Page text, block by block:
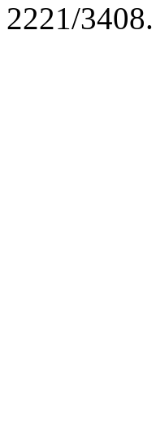
2221/3408.